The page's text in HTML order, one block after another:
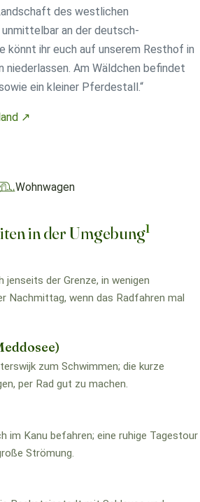
des westlichen
an der deutsch-
könnt ihr euch auf unserem Resthof in
niederlassen. Am Wäldchen befindet
ein kleiner Pferdestall.“
↗
Wohnwagen
in der Umgebung1
der Grenze, in wenigen
Nachmittag, wenn das Radfahren mal
zum Schwimmen; die kurze
per Rad gut zu machen.
im Kanu befahren; eine ruhige Tagestour
Strömung.